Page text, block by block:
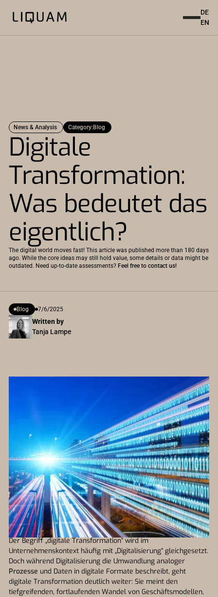
DE
EN
News & Analysis Category:Blog
Digitale
Transformation:
Was bedeutet das
eigentlich?
The digital world moves fast! This article was published more than 180 days
ago. While the core ideas may still hold value, some details or data might be
outdated. Need up-to-date assessments? Feel free to contact us!
Written by
Tanja Lampe
Blog 7/6/2025
Der Begriff „digitale Transformation“ wird im
Unternehmenskontext häufig mit „Digitalisierung“ gleichgesetzt.
Doch während Digitalisierung die Umwandlung analoger
Prozesse und Daten in digitale Formate beschreibt, geht
digitale Transformation deutlich weiter: Sie meint den
tiefgreifenden, fortlaufenden Wandel von Geschäftsmodellen,